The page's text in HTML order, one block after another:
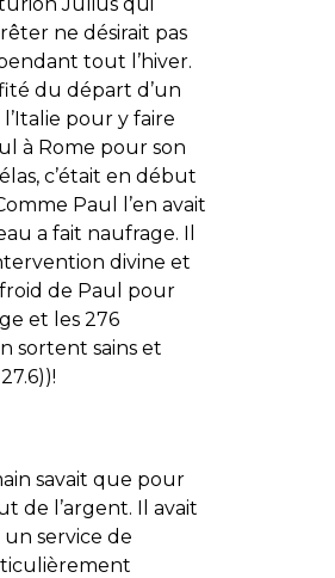
ne désirait pas
tout l’hiver.
du départ d’un
pour y faire
à Rome pour son
c’était en début
Paul l’en avait
a fait naufrage. Il
divine et
de Paul pour
et les 276
sortent sains et
savait que pour
de l’argent. Il avait
service de